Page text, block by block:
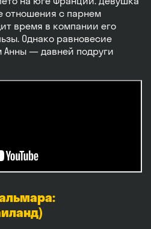
отношения с парнем
время в компании его
Однако равновесие
Анны — давней подруги